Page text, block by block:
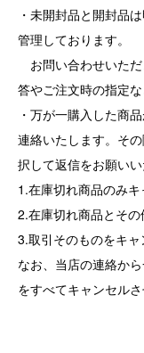
・未開封品と開封品
管理しております。
お問い合わせいた
答やご注文時の指定
・万が一購入した商
連絡いたします。そ
択して返信をお願いい
1.在庫切れ商品のみ
2.在庫切れ商品とそ
3.取引そのものをキャ
なお、当店の連絡か
をすべてキャンセルさ